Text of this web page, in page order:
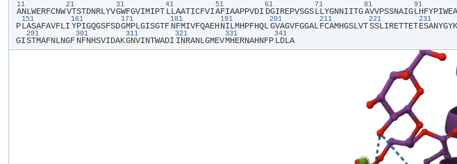
11
​A​​N​​L​​W​​E​​R​​F​​C​​N​​W​
21
​V​​T​​S​​T​​D​​N​​R​​L​​Y​​V​
31
​G​​W​​F​​G​​V​​I​​M​​I​​P​​T​
41
​L​​L​​A​​A​​T​​I​​C​​F​​V​​I​
51
​A​​F​​I​​A​​A​​P​​P​​V​​D​​I​
61
​D​​G​​I​​R​​E​​P​​V​​S​​G​​S​
71
​L​​L​​Y​​G​​N​​N​​I​​I​​T​​G​
81
​A​​V​​V​​P​​S​​S​​N​​A​​I​​G​
91
​L​​H​​F​​Y​​P​​I​​W​​E​
P​
151
​L​​A​​S​​A​​F​​A​​V​​F​​L​​I​
161
​Y​​P​​I​​G​​Q​​G​​S​​F​​S​​D​
171
​G​​M​​P​​L​​G​​I​​S​​G​​T​​F​
181
​N​​F​​M​​I​​V​​F​​Q​​A​​E​​H​
191
​N​​I​​L​​M​​H​​P​​F​​H​​Q​​L​
201
​G​​V​​A​​G​​V​​F​​G​​G​​A​​L​
211
​F​​C​​A​​M​​H​​G​​S​​L​​V​​T​
221
​S​​S​​L​​I​​R​​E​​T​​T​​E​​T​
231
​E​​S​​A​​N​​Y​​G​​Y​​K​
G​​I​
291
​S​​T​​M​​A​​F​​N​​L​​N​​G​​F​
301
​N​​F​​N​​H​​S​​V​​I​​D​​A​​K​
311
​G​​N​​V​​I​​N​​T​​W​​A​​D​​I​
321
​I​​N​​R​​A​​N​​L​​G​​M​​E​​V​
331
​M​​H​​E​​R​​N​​A​​H​​N​​F​​P​
341
​L​​D​​L​​A​